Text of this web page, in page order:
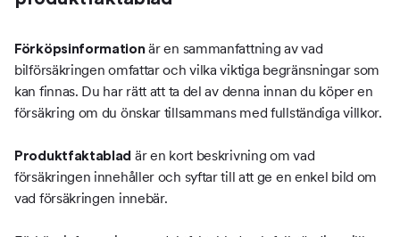
Förköpsinformationär en sammanfattning av vad
bilförsäkringen omfattar och vilka viktiga begränsningar som
kan finnas. Du har rätt att ta del av denna innan du köper en
försäkring om du önskar tillsammans med fullständiga villkor.
Produktfaktablad är en kort beskrivning om vad
försäkringen innehåller och syftar till att ge en enkel bild om
vad försäkringen innebär.